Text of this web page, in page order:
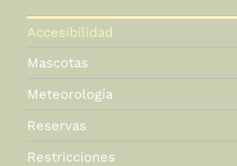
Accesibilidad
Mascotas
Meteorología
Reservas
Restricciones